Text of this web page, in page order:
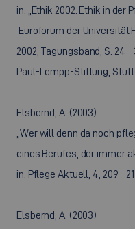
in: „Ethik 2002: Ethik in der
Euroforum der Universität
2002, Tagungsband; S. 24 –
Paul-Lempp-Stiftung,
Elsbernd, A. (2003)
„Wer will denn da noch
eines Berufes, der immer
in: Pflege Aktuell, 4, 209 -
Elsbernd, A. (2003)